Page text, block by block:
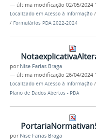
— última modificação 02/05/2024
Localizado em Acesso à Informação /
/ Formulários PDA 2022-2024
por Nise Farias Braga
— última modificação 26/04/2024
Localizado em Acesso à Informação /
Plano de Dados Abertos - PDA
por Nise Farias Braga